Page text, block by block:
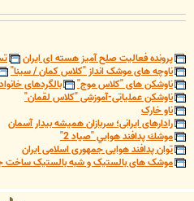
پرونده فعالیت صلح آمیز هسته ای ایران
ناوچه های موشک انداز "کلاس کمان / سینا"
ناوشکن های "کلاس موج"
بالگردهای
ناوشکن عملیاتی-آموزشی "کلاس لقمان"
ناو خارک
رادارهای ایرانی؛ سربازان همیشه بیدار آسمان
موشك پدافند هوايي "صياد 2"
توان پدافند هوایی جمهوری اسلامی ایران
موشک های بالستیک و شبه بالستیک ساخت